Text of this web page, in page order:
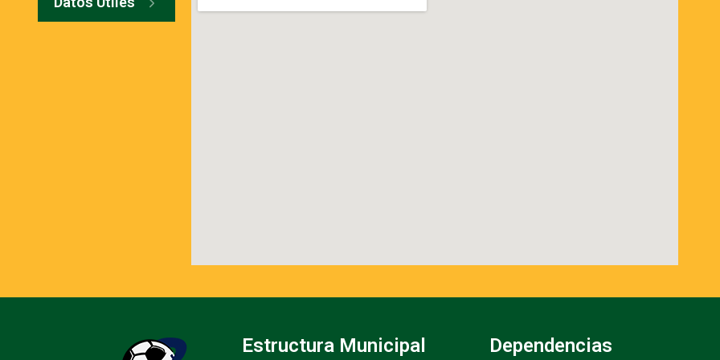
Estructura Municipal Dependencias